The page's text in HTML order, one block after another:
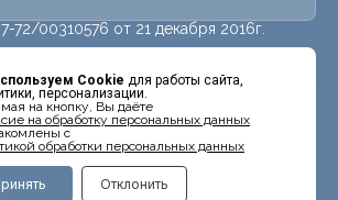
Cookie для работы сайта,
персонализации.
на кнопку, Вы даёте
на обработку персональных данных
с
обработки персональных данных
Отклонить
72/00310576 от 21 декабря 2016г.
72/00623073 от 31 октября 2022г.
защищены.
томографии «МРТ Лидер»